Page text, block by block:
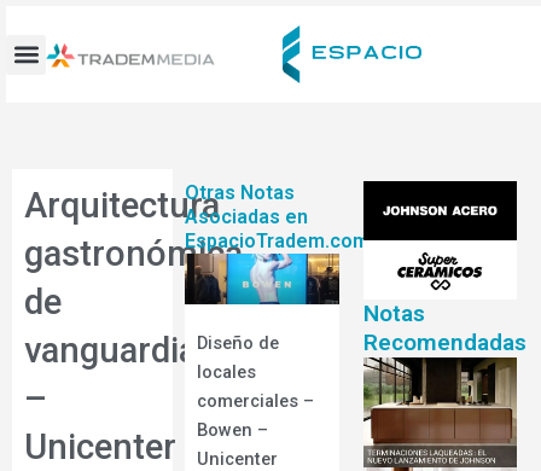
contenido
Arquitectura
gastronómica
de
vanguardia
–
Unicenter
Otras Notas
Asociadas en
EspacioTradem.com
Diseño de
locales
comerciales –
Bowen –
Unicenter
Notas
Recomendadas